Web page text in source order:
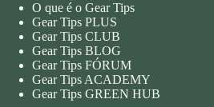
O que é o Gear Tips
Gear Tips PLUS
Gear Tips CLUB
Gear Tips BLOG
Gear Tips FÓRUM
Gear Tips ACADEMY
Gear Tips GREEN HUB